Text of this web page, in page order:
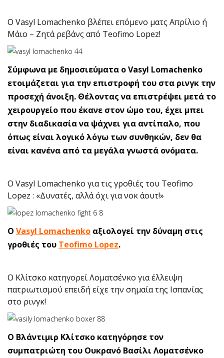
Ο Vasyl Lomachenko βλέπει επόμενο ματς Απρίλιο ή
Μάιο – Ζητά ρεβάνς από Teofimo Lopez!
Σύμφωνα με δημοσιεύματα ο Vasyl Lomachenko
ετοιμάζεται για την επιστροφή του στα ρινγκ την
προσεχή άνοιξη. Θέλοντας να επιστρέψει μετά το
χειρουργείο που έκανε στον ώμο του, έχει μπει
στην διαδικασία να ψάχνει για αντίπαλο, που
όπως είναι λογικό λόγω των συνθηκών, δεν θα
είναι κανένα από τα μεγάλα γνωστά ονόματα.
Ο Vasyl Lomachenko για τις γροθιές του Teofimo
Lopez : «Δυνατές, αλλά όχι για νοκ άουτ!»
O Vasyl Lomachenko αξιολογεί την δύναμη στις
γροθιές του Teofimo Lopez.
Ο Κλίτσκο κατηγορεί Λοματσένκο για έλλειψη
πατριωτισμού επειδή είχε την σημαία της Ισπανίας
στο ρινγκ!
O Βλάντιμιρ Κλίτσκο κατηγόρησε τον
συμπατριώτη του Ουκρανό Βασίλι Λοματσένκο